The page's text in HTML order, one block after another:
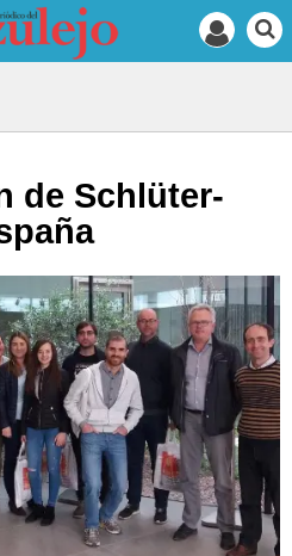
de Schlüter-